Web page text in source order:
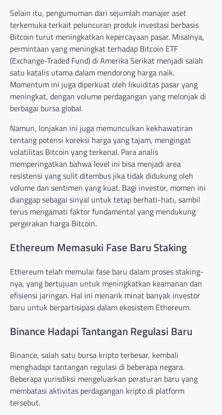
Selain itu, pengumuman dari sejumlah manajer aset
terkemuka terkait peluncuran produk investasi berbasis
Bitcoin turut meningkatkan kepercayaan pasar. Misalnya,
permintaan yang meningkat terhadap Bitcoin ETF
(Exchange-Traded Fund) di Amerika Serikat menjadi salah
satu katalis utama dalam mendorong harga naik.
Momentum ini juga diperkuat oleh likuiditas pasar yang
meningkat, dengan volume perdagangan yang melonjak di
berbagai bursa global.
Namun, lonjakan ini juga memunculkan kekhawatiran
tentang potensi koreksi harga yang tajam, mengingat
volatilitas Bitcoin yang terkenal. Para analis
memperingatkan bahwa level ini bisa menjadi area
resistensi yang sulit ditembus jika tidak didukung oleh
volume dan sentimen yang kuat. Bagi investor, momen ini
dianggap sebagai sinyal untuk tetap berhati-hati, sambil
terus mengamati faktor fundamental yang mendukung
pergerakan harga Bitcoin.
Ethereum Memasuki Fase Baru Staking
Ethereum telah memulai fase baru dalam proses staking-
nya, yang bertujuan untuk meningkatkan keamanan dan
efisiensi jaringan. Hal ini menarik minat banyak investor
baru untuk berpartisipasi dalam ekosistem Ethereum.
Binance Hadapi Tantangan Regulasi Baru
Binance, salah satu bursa kripto terbesar, kembali
menghadapi tantangan regulasi di beberapa negara.
Beberapa yurisdiksi mengeluarkan peraturan baru yang
membatasi aktivitas perdagangan kripto di platform
tersebut.